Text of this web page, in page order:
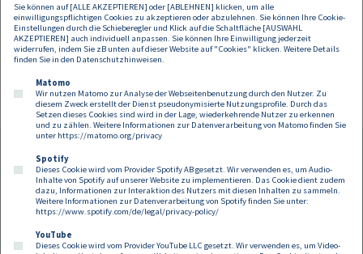
Digitalisierung bestehender Prozesse, die Analyse und Umsetzung
neuer automatisierter Prozesse und die Entwicklung digitaler
Zusatzservices sowie neuer Geschäftsmodelle über die reine
Rechtsberatung hinaus.
Footer
Kontakt Datenschutz
Impressum
Compliance
Cookies
Sie können auf [ALLE AKZEPTIEREN] oder [ABLEHNEN] klicken, um alle
einwilligungspflichtigen Cookies zu akzeptieren oder abzulehnen. Sie können Ihre Cookie-
Einstellungen durch die Schieberegler und Klick auf die Schaltfläche [AUSWAHL
AKZEPTIEREN] auch individuell anpassen. Sie können Ihre Einwilligung jederzeit
widerrufen, indem Sie zB unten auf dieser Website auf "Cookies" klicken. Weitere Details
finden Sie in den Datenschutzhinweisen.
Matomo
Wir nutzen Matomo zur Analyse der Webseitenbenutzung durch den Nutzer. Zu
diesem Zweck erstellt der Dienst pseudonymisierte Nutzungsprofile. Durch das
Setzen dieses Cookies sind wird in der Lage, wiederkehrende Nutzer zu erkennen
und zu zählen. Weitere Informationen zur Datenverarbeitung von Matomo finden Sie
unter https://matomo.org/privacy
Spotify
Dieses Cookie wird vom Provider Spotify AB gesetzt. Wir verwenden es, um Audio-
Inhalte von Spotify auf unserer Website zu implementieren. Das Cookie dient zudem
dazu, Informationen zur Interaktion des Nutzers mit diesen Inhalten zu sammeln.
Weitere Informationen zur Datenverarbeitung von Spotify finden Sie unter:
https://www.spotify.com/de/legal/privacy-policy/
YouTube
Dieses Cookie wird vom Provider YouTube LLC gesetzt. Wir verwenden es, um Video-